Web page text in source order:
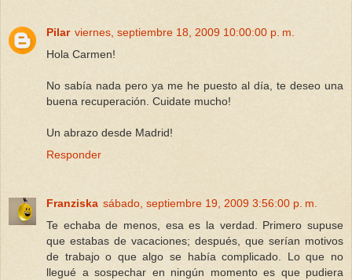
Pilar viernes, septiembre 18, 2009 10:00:00 p. m.
Hola Carmen!
No sabía nada pero ya me he puesto al día, te deseo una
buena recuperación. Cuidate mucho!
Un abrazo desde Madrid!
Responder
Franziska sábado, septiembre 19, 2009 3:56:00 p. m.
Te echaba de menos, esa es la verdad. Primero supuse
que estabas de vacaciones; después, que serían motivos
de trabajo o que algo se había complicado. Lo que no
llegué a sospechar en ningún momento es que pudiera